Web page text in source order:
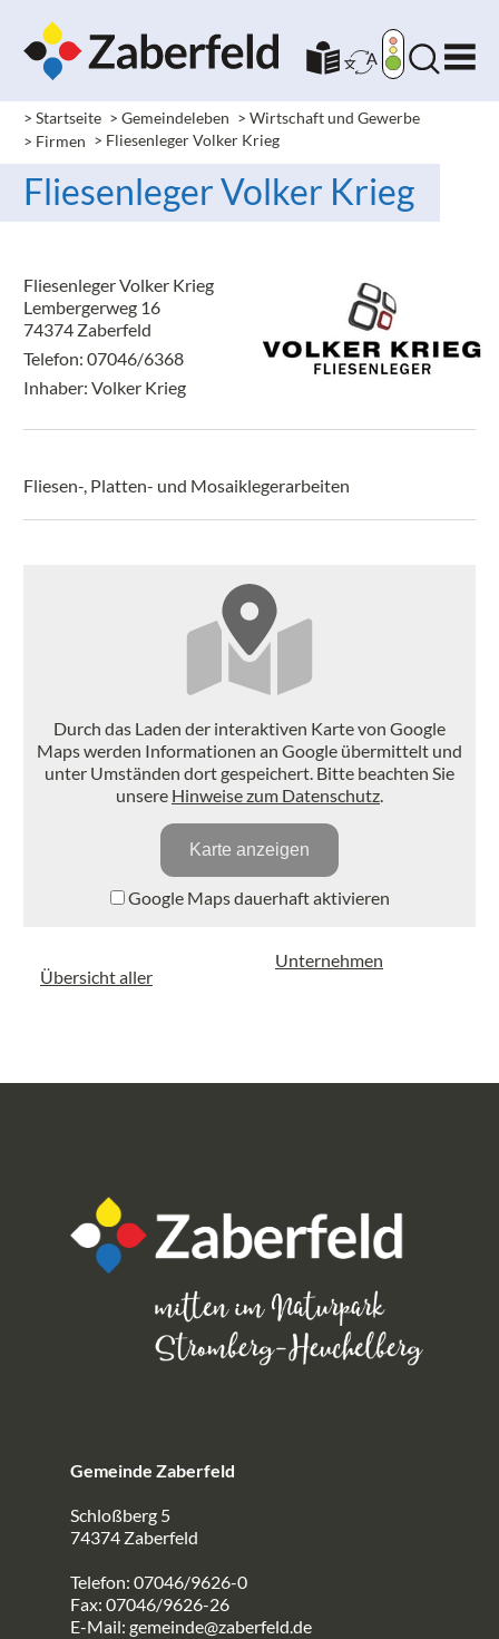
> Startseite > Gemeindeleben > Wirtschaft und Gewerbe
> Firmen > Fliesenleger Volker Krieg
Fliesenleger Volker Krieg
Fliesenleger Volker Krieg
Lembergerweg 16
74374 Zaberfeld
Telefon: 07046/6368
Inhaber: Volker Krieg
Fliesen-, Platten- und Mosaiklegerarbeiten
Durch das Laden der interaktiven Karte von Google
Maps werden Informationen an Google übermittelt und
unter Umständen dort gespeichert. Bitte beachten Sie
unsere Hinweise zum Datenschutz.
Karte anzeigen
Google Maps dauerhaft aktivieren
Übersicht aller
Unternehmen
Gemeinde Zaberfeld
Schloßberg 5
74374 Zaberfeld
Telefon: 07046/9626-0
Fax: 07046/9626-26
E-Mail: gemeinde@zaberfeld.de